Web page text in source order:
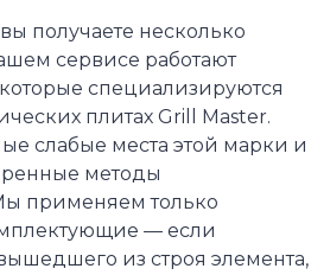
получаете несколько
сервисе работают
специализируются
плитах Grill Master.
слабые места этой марки и
методы
применяем только
— если
из строя элемента,